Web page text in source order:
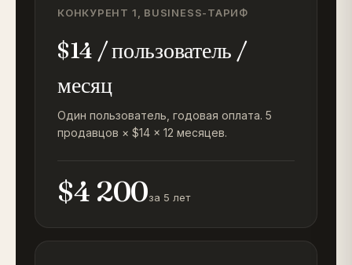
КОНКУРЕНТ 1, BUSINESS-ТАРИФ
$14 / пользователь /
месяц
Один пользователь, годовая оплата. 5
продавцов × $14 × 12 месяцев.
$4 200за 5 лет